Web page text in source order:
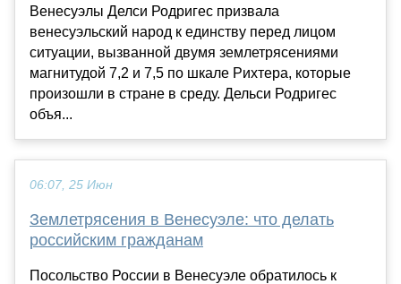
Венесуэлы Делси Родригес призвала
венесуэльский народ к единству перед лицом
ситуации, вызванной двумя землетрясениями
магнитудой 7,2 и 7,5 по шкале Рихтера, которые
произошли в стране в среду. Дельси Родригес
объя...
06:07, 25 Июн
Землетрясения в Венесуэле: что делать
российским гражданам
Посольство России в Венесуэле обратилось к